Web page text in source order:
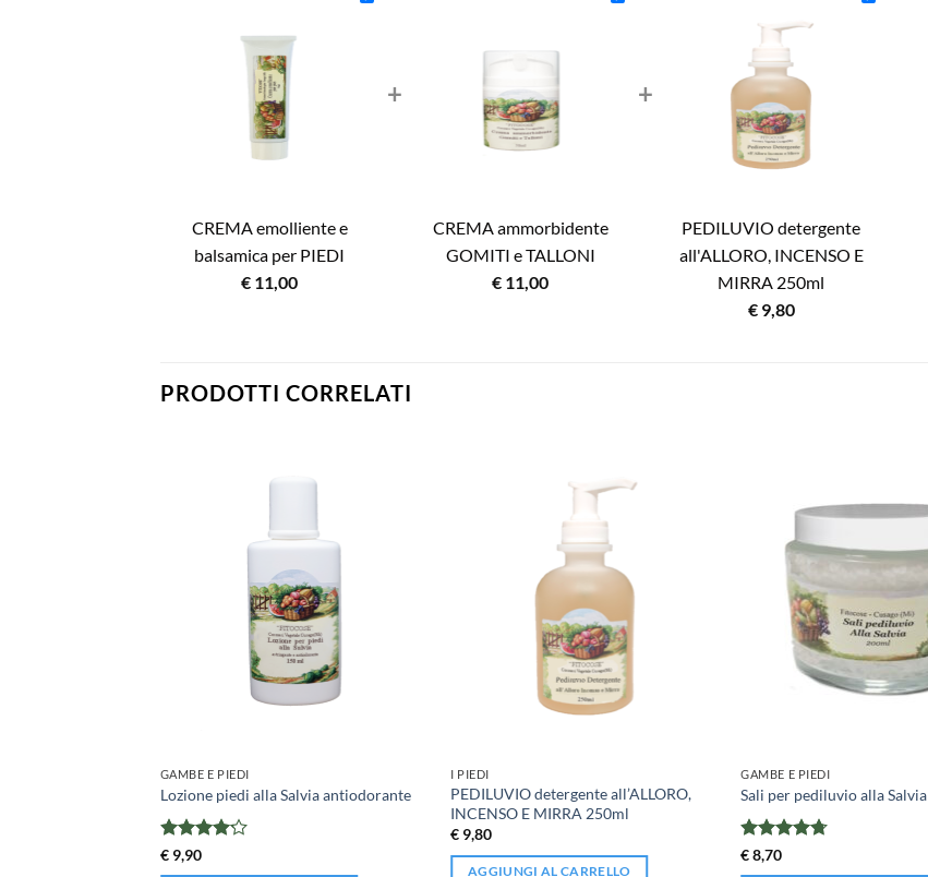
CREMA emolliente e
balsamica per PIEDI
€ 11,00
+
CREMA ammorbidente
GOMITI e TALLONI
€ 11,00
+
PEDILUVIO detergente
all'ALLORO, INCENSO E
MIRRA 250ml
€9,80
PRODOTTI CORRELATI
GAMBE E PIEDI
Lozione piedi alla Salvia antiodorante
Valutato
€9,90
I PIEDI
PEDILUVIO detergente all’ALLORO,
INCENSO E MIRRA 250ml
€ 9,80
AGGIUNGI AL CARRELLO
GAMBE E PIEDI
Sali per pediluvio alla Salvia
Valutato
€8,70